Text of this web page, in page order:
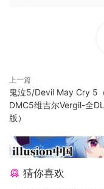
内存:4 GB
显卡
网络:宽带
存储空间:
附注事项
(XInput
This
上一篇
鬼泣5/Devil May Cry 5
DMC5维吉尔Vergil-全
版）
猜你喜欢